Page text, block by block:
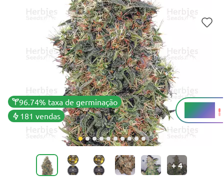
96.74% taxa de germinação
181 vendas
15,43%
THC
+4